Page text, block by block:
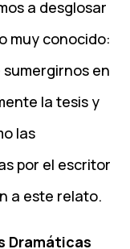
a desglosar
muy conocido:
en
la tesis y
las
por el escritor
a este relato.
Dramáticas